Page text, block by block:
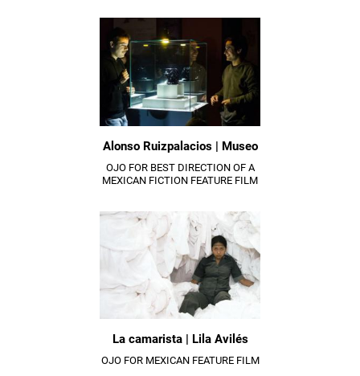
Alonso Ruizpalacios | Museo
OJO FOR BEST DIRECTION OF A
MEXICAN FICTION FEATURE FILM
La camarista | Lila Avilés
OJO FOR MEXICAN FEATURE FILM